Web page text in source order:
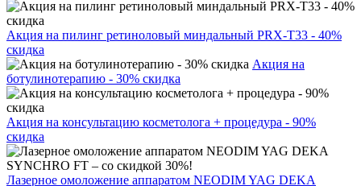
Акция на пилинг ретиноловый миндальный PRX-T33 - 40%
скидка
Акция на
ботулинотерапию - 30% скидка
Акция на консультацию косметолога + процедура - 90%
скидка
Лазерное омоложение аппаратом NEODIM YAG DEKA